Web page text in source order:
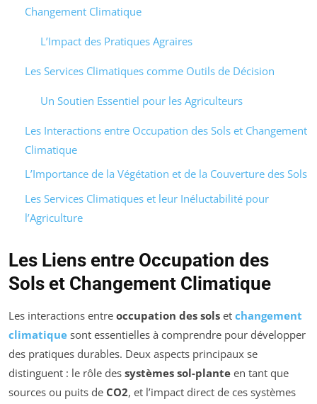
Changement Climatique
L’Impact des Pratiques Agraires
Les Services Climatiques comme Outils de Décision
Un Soutien Essentiel pour les Agriculteurs
Les Interactions entre Occupation des Sols et Changement
Climatique
L’Importance de la Végétation et de la Couverture des Sols
Les Services Climatiques et leur Inéluctabilité pour
l’Agriculture
Les Liens entre Occupation des
Sols et Changement Climatique
Les interactions entre occupation des sols et changement
climatique sont essentielles à comprendre pour développer
des pratiques durables. Deux aspects principaux se
distinguent : le rôle des systèmes sol-plante en tant que
sources ou puits de CO2, et l’impact direct de ces systèmes